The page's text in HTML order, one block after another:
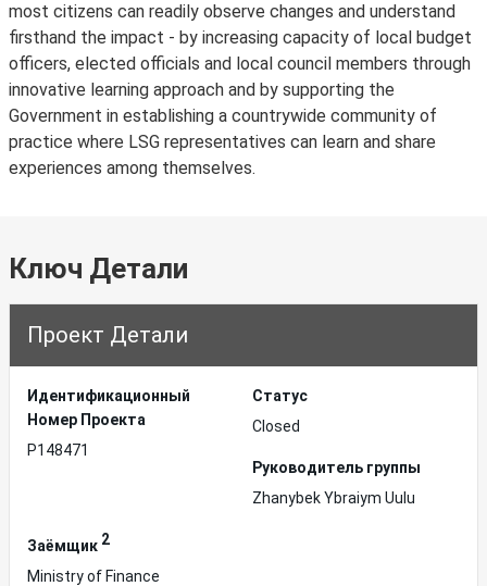
most citizens can readily observe changes and understand
firsthand the impact - by increasing capacity of local budget
officers, elected officials and local council members through
innovative learning approach and by supporting the
Government in establishing a countrywide community of
practice where LSG representatives can learn and share
experiences among themselves.
Ключ Детали
Проект Детали
Идентификационный
Hомер Проекта
P148471
Статус
Closed
Руководитель группы
Zhanybek Ybraiym Uulu
Заёмщик 2
Ministry of Finance